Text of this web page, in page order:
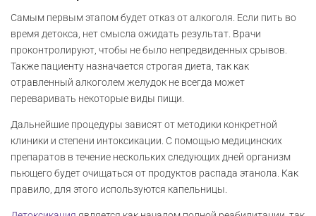
Самым первым этапом будет отказ от алкоголя. Если пить во
время детокса, нет смысла ожидать результат. Врачи
проконтролируют, чтобы не было непредвиденных срывов.
Также пациенту назначается строгая диета, так как
отравленный алкоголем желудок не всегда может
переваривать некоторые виды пищи.
Дальнейшие процедуры зависят от методики конкретной
клиники и степени интоксикации. С помощью медицинских
препаратов в течение нескольких следующих дней организм
пьющего будет очищаться от продуктов распада этанола. Как
правило, для этого используются капельницы.